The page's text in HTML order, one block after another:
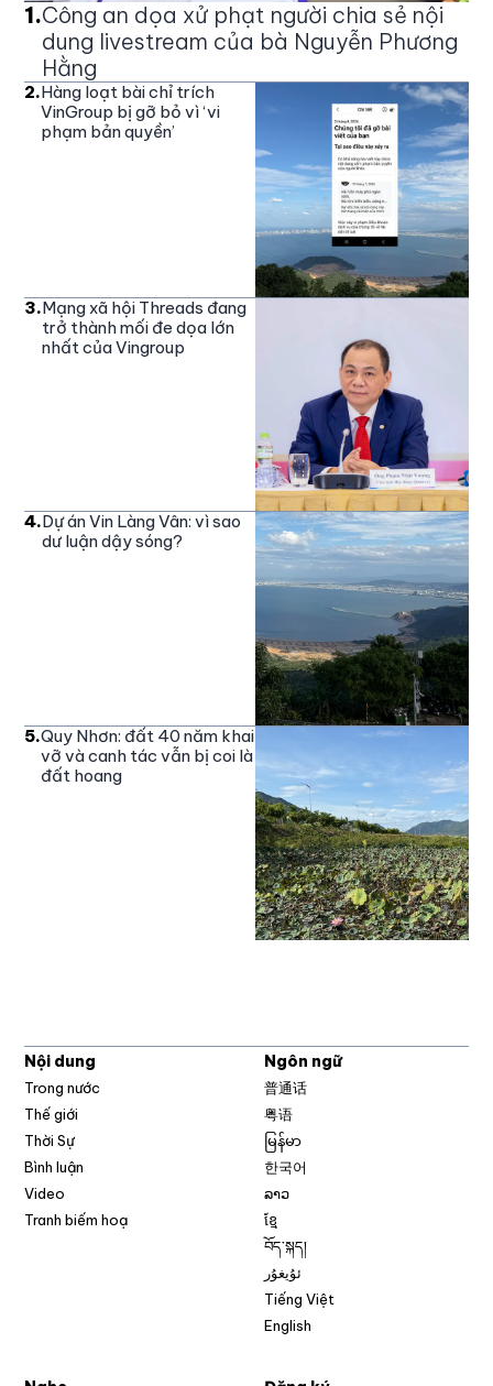
1.Công an dọa xử phạt người chia sẻ nội
dung livestream của bà Nguyễn Phương
Hằng
2.Hàng loạt bài chỉ trích
VinGroup bị gỡ bỏ vì ‘vi
phạm bản quyền’
3.Mạng xã hội Threads đang
trở thành mối đe dọa lớn
nhất của Vingroup
4.Dự án Vin Làng Vân: vì sao
dư luận dậy sóng?
5.Quy Nhơn: đất 40 năm khai
vỡ và canh tác vẫn bị coi là
đất hoang
Nội dung
Trong nước
Thế giới
Thời Sự
Bình luận
Video
Tranh biếm hoạ
Ngôn ngữ
普通话
粤语
မြန်မာ
한국어
ລາວ
ខ្មែ
བོད་སྐད།
ئۇيغۇر
Tiếng Việt
English